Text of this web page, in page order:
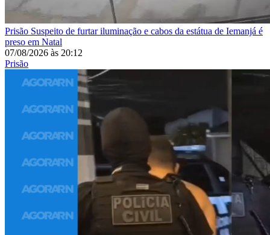
Prisão Suspeito de furtar iluminação e cabos da estátua de Iemanjá é
preso em Natal
07/08/2026 às 20:12
Prisão